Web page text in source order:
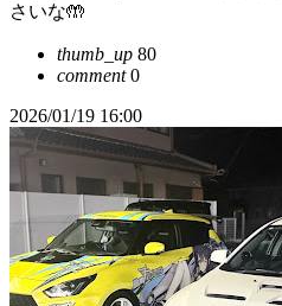
さいな🤲
thumb_up 80
comment0
2026/01/19 16:00